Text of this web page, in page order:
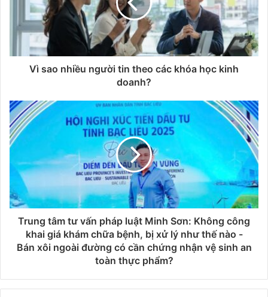
Vì sao nhiều người tin theo các khóa học kinh
doanh?
Trung tâm tư vấn pháp luật Minh Sơn: Không công
khai giá khám chữa bệnh, bị xử lý như thế nào -
Bán xôi ngoài đường có cần chứng nhận vệ sinh an
toàn thực phẩm?